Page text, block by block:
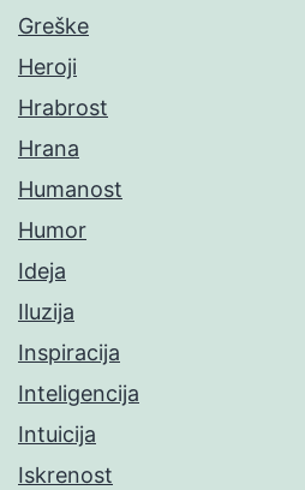
Greške
Heroji
Hrabrost
Hrana
Humanost
Humor
Ideja
Iluzija
Inspiracija
Inteligencija
Intuicija
Iskrenost